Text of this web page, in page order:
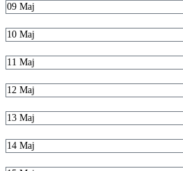
09 Maj
10 Maj
11 Maj
12 Maj
13 Maj
14 Maj